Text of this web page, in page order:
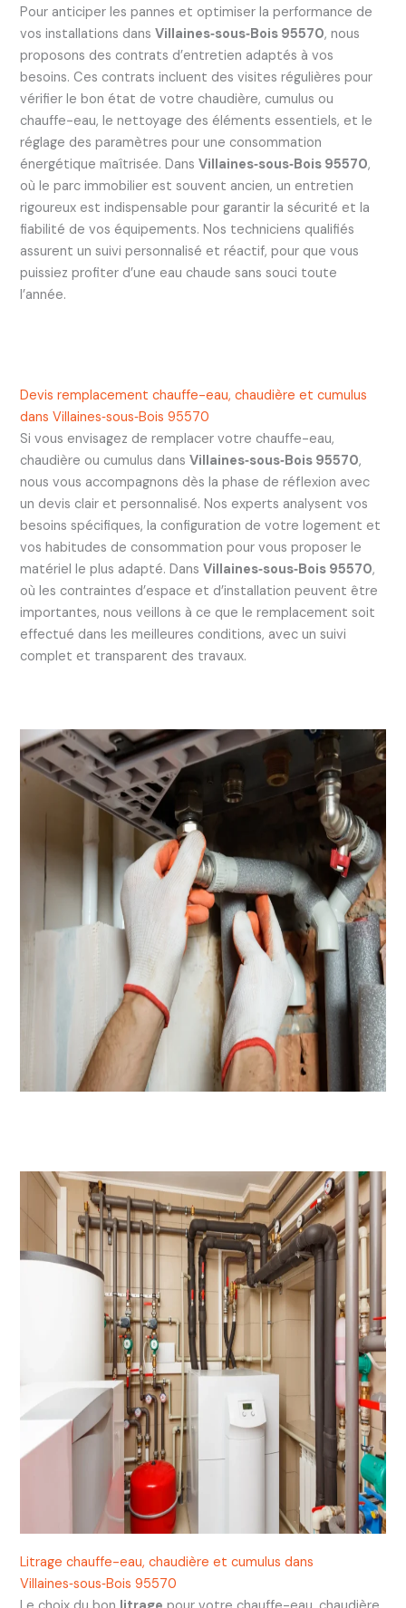
Pour anticiper les pannes et optimiser la performance de
vos installations dans Villaines‑sous‑Bois 95570, nous
proposons des contrats d’entretien adaptés à vos
besoins. Ces contrats incluent des visites régulières pour
vérifier le bon état de votre chaudière, cumulus ou
chauffe-eau, le nettoyage des éléments essentiels, et le
réglage des paramètres pour une consommation
énergétique maîtrisée. Dans Villaines‑sous‑Bois 95570,
où le parc immobilier est souvent ancien, un entretien
rigoureux est indispensable pour garantir la sécurité et la
fiabilité de vos équipements. Nos techniciens qualifiés
assurent un suivi personnalisé et réactif, pour que vous
puissiez profiter d’une eau chaude sans souci toute
l’année.
Devis remplacement chauffe-eau, chaudière et cumulus
dans Villaines‑sous‑Bois 95570
Si vous envisagez de remplacer votre chauffe-eau,
chaudière ou cumulus dans Villaines‑sous‑Bois 95570,
nous vous accompagnons dès la phase de réflexion avec
un devis clair et personnalisé. Nos experts analysent vos
besoins spécifiques, la configuration de votre logement et
vos habitudes de consommation pour vous proposer le
matériel le plus adapté. Dans Villaines‑sous‑Bois 95570,
où les contraintes d’espace et d’installation peuvent être
importantes, nous veillons à ce que le remplacement soit
effectué dans les meilleures conditions, avec un suivi
complet et transparent des travaux.
Litrage chauffe-eau, chaudière et cumulus dans
Villaines‑sous‑Bois 95570